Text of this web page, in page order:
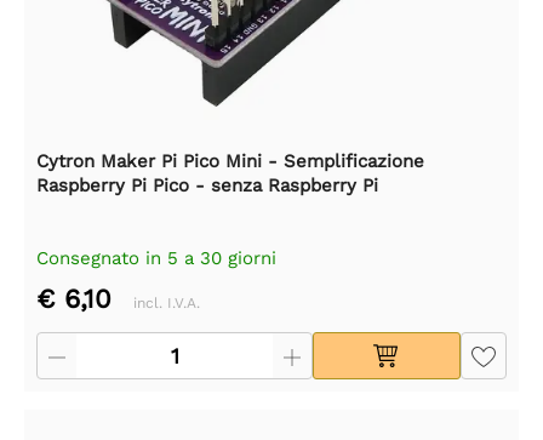
Cytron Maker Pi Pico Mini - Semplificazione
Raspberry Pi Pico - senza Raspberry Pi
Consegnato in 5 a 30 giorni
€ 6,10 incl. I.V.A.